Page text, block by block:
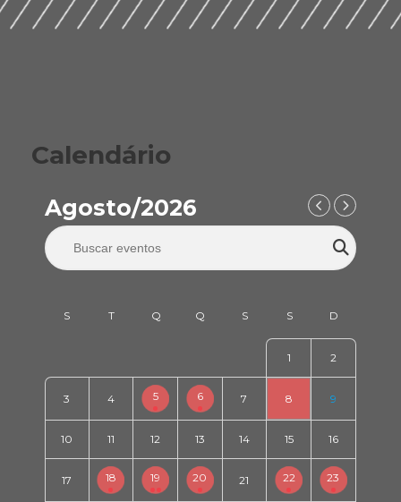
Calendário
Agosto/2026
1 2
3 4 5 6 7 8 9
10 11 12 13 14 15 16
17 18 19 20 21 22 23